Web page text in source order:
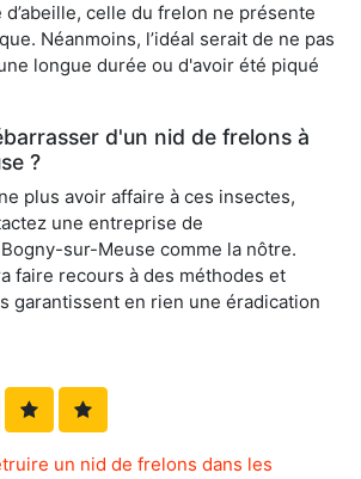
celle du frelon ne présente
Néanmoins, l’idéal serait de ne pas
longue durée ou d'avoir été piqué
d'un nid de frelons à
?
plus avoir affaire à ces insectes,
une entreprise de
sur-Meuse comme la nôtre.
faire recours à des méthodes et
garantissent en rien une éradication
un nid de frelons dans les